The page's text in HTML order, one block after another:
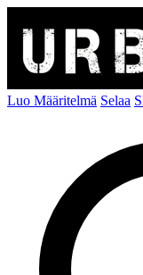
Luo Määritelmä Selaa